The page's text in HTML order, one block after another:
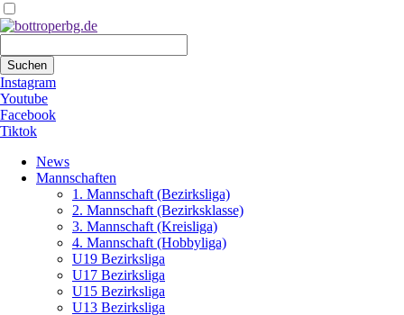
Suchen
Instagram
Youtube
Facebook
Tiktok
überspringen
News
Mannschaften
1. Mannschaft (Bezirksliga)
2. Mannschaft (Bezirksklasse)
3. Mannschaft (Kreisliga)
4. Mannschaft (Hobbyliga)
U19 Bezirksliga
U17 Bezirksliga
U15 Bezirksliga
U13 Bezirksliga